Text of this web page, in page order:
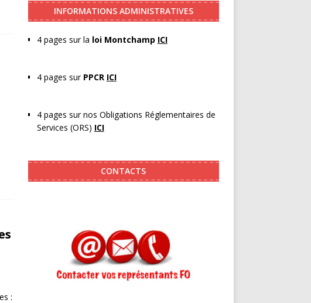
:
INFORMATIONS ADMINISTRATIVES
4 pages sur la loi Montchamp ICI
4 pages sur PPCR ICI
4 pages sur nos Obligations Réglementaires de
Services (ORS) ICI
CONTACTS